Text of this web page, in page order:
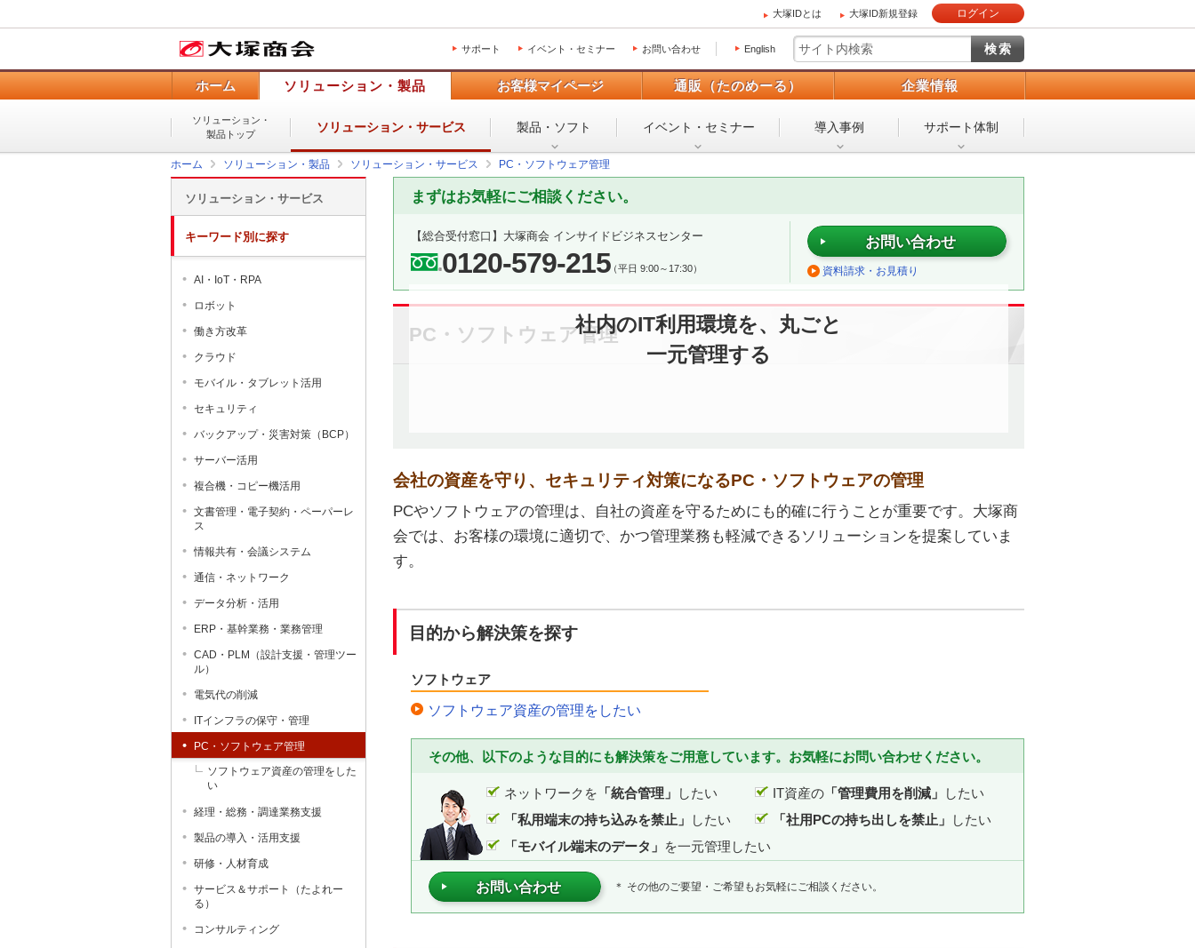
大塚IDとは 大塚ID新規登録 ログイン
サポート イベント・セミナー お問い合わせ English
ホーム ソリューション・製品 お客様マイページ 通販（たのめーる） 企業情報
ソリューション・
製品トップ
ソリューション・ サービス 製品・ソフト イベント・ セミナー 導入事例 サポート体制
ホーム ソリューション・製品 ソリューション・サービス PC・ソフトウェア管理
まずはお気軽にご相談ください。
【総合受付窓口】 大塚商会 インサイドビジネスセンター
0120-579-215（平日 9:00～17:30）
お問い合わせ
資料請求・お見積り
PC・ソフトウェア管理社内のIT利用環境を、丸ごと
一元管理する
会社の資産を守り、セキュリティ対策になるPC・ソフトウェアの管理
PCやソフトウェアの管理は、自社の資産を守るためにも的確に行うことが重要です。大塚商
会では、お客様の環境に適切で、かつ管理業務も軽減できるソリューションを提案していま
す。
目的から解決策を探す
ソフトウェア
ソフトウェア資産の管理をしたい
その他、以下のような目的にも解決策をご用意しています。お気軽にお問い合わせください。
ネットワークを 「統合管理」 したい IT資産の 「管理費用を削減」
したい
「私用端末の持ち込みを禁止」
したい 「社用PCの持ち出しを禁止」
したい
「モバイル端末のデータ」 を一元管理したい
お問い合わせ ＊ その他のご要望・ご希望もお気軽にご相談ください。
ソリューション・サービス
キーワード別に探す
AI・IoT・RPA
ロボット
働き方改革
クラウド
モバイル・タブレット活用
セキュリティ
バックアップ・災害対策（BCP）
サーバー活用
複合機・コピー機活用
文書管理・電子契約・ペーパーレ
ス
情報共有・会議システム
通信・ネットワーク
データ分析・活用
ERP・基幹業務・業務管理
CAD・PLM（設計支援・管理ツー
ル）
電気代の削減
ITインフラの保守・管理
PC・ソフトウェア管理
ソフトウェア資産の管理をした
い
経理・総務・調達業務支援
製品の導入・活用支援
研修・人材育成
サービス＆サポート（たよれー
る）
コンサルティング